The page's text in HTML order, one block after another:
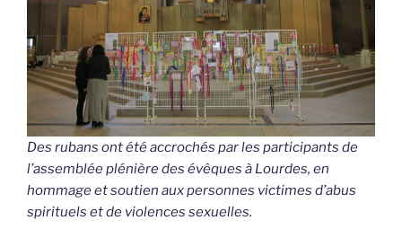
Des rubans ont été accrochés par les participants de
l’assemblée plénière des évêques à Lourdes, en
hommage et soutien aux personnes victimes d’abus
spirituels et de violences sexuelles.